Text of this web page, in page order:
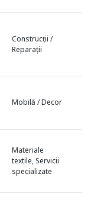
Construcții /
Reparații
Mobilă / Decor
Materiale
textile, Servicii
specializate